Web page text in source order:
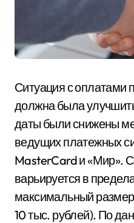
Ситуация с оплатами
должна была
даты были снижены
ведущих платежных
MasterCard и «Мир».
варьируется в
максимальный
10 тыс. рублей). По